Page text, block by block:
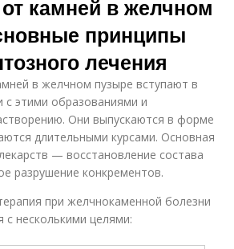
камней в желчном
принципы
лечения
в желчном пузыре вступают в
с этими образованиями и
Они выпускаются в форме
длительными курсами. Основная
— восстановление состава
разрушение конкрементов.
при желчнокаменной болезни
несколькими целями: